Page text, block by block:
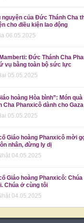
nguyện của Đức Thánh Cha
cho điều kiện lao động
06.05.2025
Đức Thánh Cha
vụ bằng toàn bộ sức lực
05.05.2025
hoàng Hòa bình”: Món
Cha Phanxicô dành cho Gaza
05.05.2025
Giáo hoàng Phanxicô mời
nhân, đừng ly dị
04.05.2025
Giáo hoàng Phanxicô: Chúa
Chúa ở cùng tôi
04.05.2025